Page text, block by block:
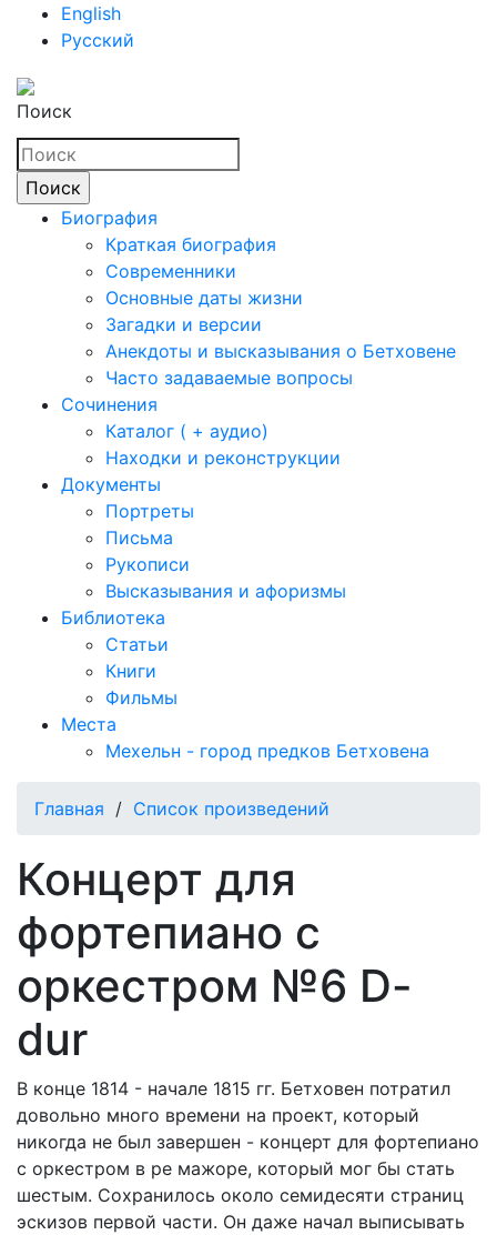
English
Русский
Поиск
Биография
Краткая биография
Современники
Основные даты жизни
Загадки и версии
Анекдоты и высказывания о Бетховене
Часто задаваемые вопросы
Сочинения
Каталог ( + аудио)
Находки и реконструкции
Документы
Портреты
Письма
Рукописи
Высказывания и афоризмы
Библиотека
Статьи
Книги
Фильмы
Места
Мехельн - город предков Бетховена
Главная / Список произведений
Концерт для
фортепиано с
оркестром №6 D-
dur
В конце 1814 - начале 1815 гг. Бетховен потратил
довольно много времени на проект, который
никогда не был завершен - концерт для фортепиано
с оркестром в ре мажоре, который мог бы стать
шестым. Сохранилось около семидесяти страниц
эскизов первой части. Он даже начал выписывать